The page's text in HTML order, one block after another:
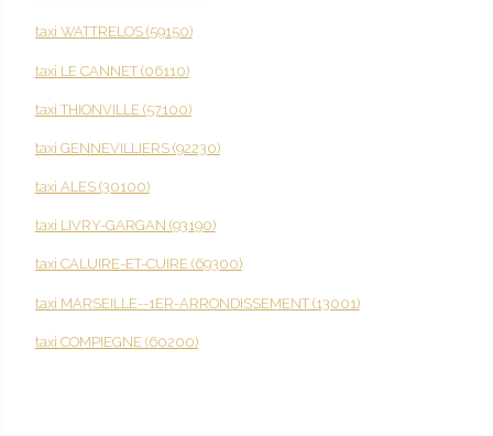
taxi WATTRELOS (59150)
taxi LE CANNET (06110)
taxi THIONVILLE (57100)
taxi GENNEVILLIERS (92230)
taxi ALES (30100)
taxi LIVRY-GARGAN (93190)
taxi CALUIRE-ET-CUIRE (69300)
taxi MARSEILLE--1ER-ARRONDISSEMENT (13001)
taxi COMPIEGNE (60200)